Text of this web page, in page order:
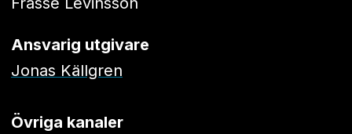
Ansvarig utgivare
Jonas Källgren
Övriga kanaler